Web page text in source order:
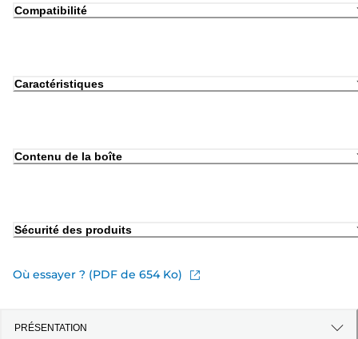
Compatibilité
Caractéristiques
Contenu de la boîte
Sécurité des produits
Où essayer ? (PDF de 654 Ko)
PRÉSENTATION